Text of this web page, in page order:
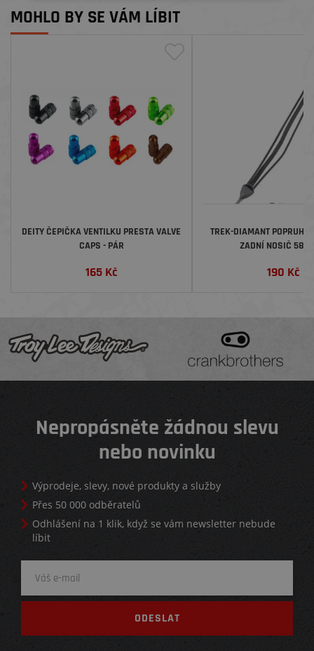
MOHLO BY SE VÁM LÍBIT
DEITY ČEPIČKA VENTILKU PRESTA VALVE
CAPS - PÁR
165 Kč
TREK-DIAMANT POPRUH
ZADNÍ NOSIČ 580
190 Kč
Nepropásněte žádnou slevu
nebo novinku
Výprodeje, slevy, nové produkty a služby
Přes 50 000 odběratelů
Odhlášení na 1 klik, když se vám newsletter nebude
líbit